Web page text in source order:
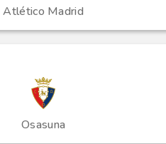
Atlético Madrid
Osasuna